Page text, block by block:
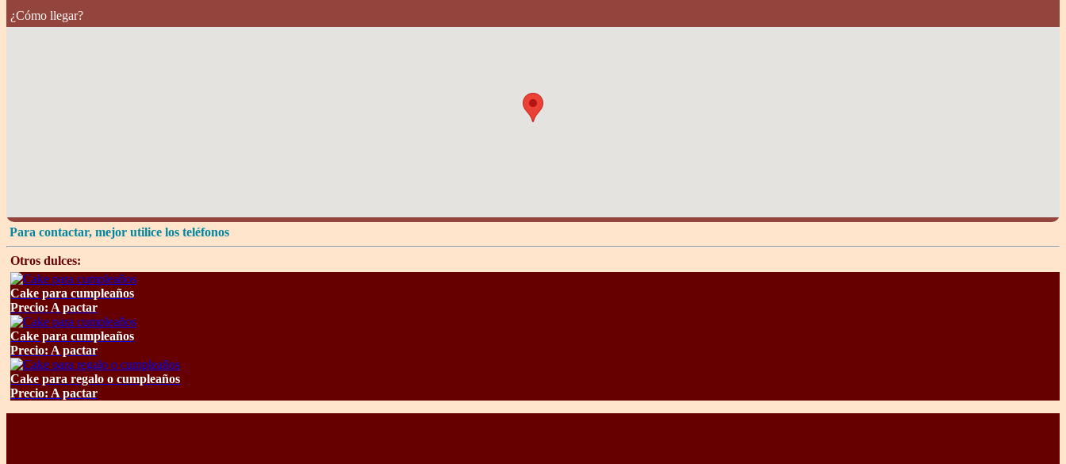
¿Cómo llegar?
Para contactar, mejor utilice los teléfonos
Otros dulces:
Cake para cumpleaños
Precio: A pactar
Cake para cumpleaños
Precio: A pactar
Cake para regalo o cumpleaños
Precio: A pactar